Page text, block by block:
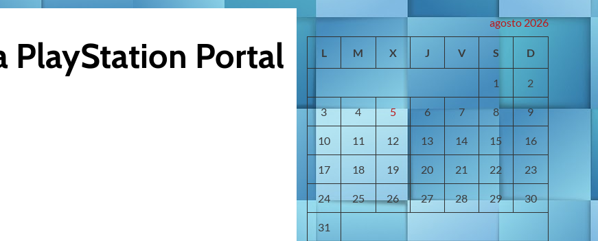
PlayStation Portal
agosto 2026
L M X J V S D
1 2
3 4 5 6 7 8 9
10 11 12 13 14 15 16
17 18 19 20 21 22 23
24 25 26 27 28 29 30
31